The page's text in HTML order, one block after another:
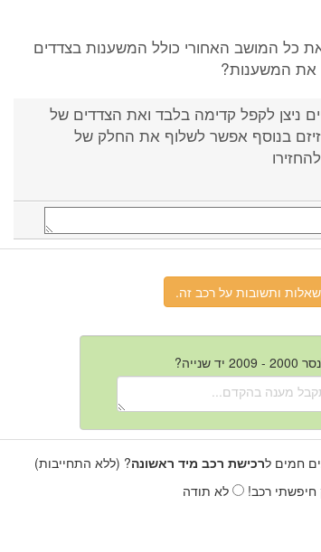
כל המושב האחורי כולל המשענות בצדדים
את המשענות?
ניצן לקפל קדימה בלבד ואת הצדדים של
בנוסף אפשר לשלוף את החלק של
חמים לרכישת רכב מיד ראשונה? (ללא התחייבות)
חיפשתי רכב!
לא תודה